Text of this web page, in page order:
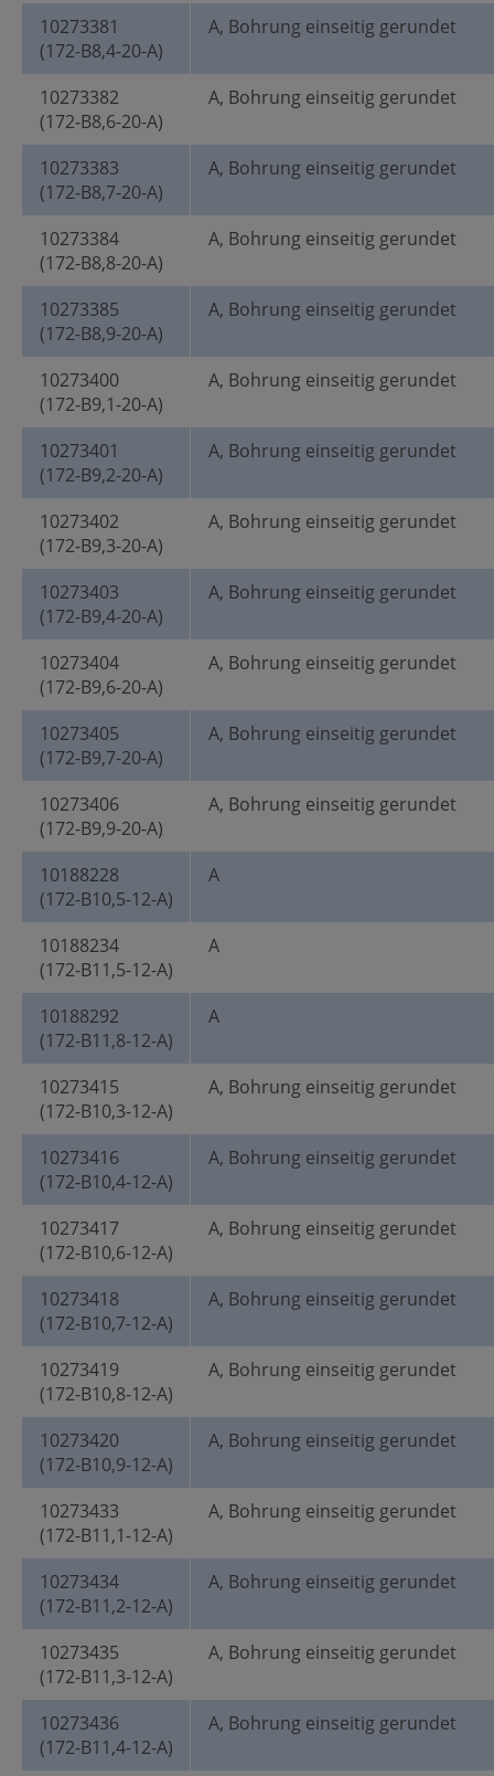
10273381
(172-B8,4-20-A)
A, Bohrung einseitig gerundet
10273382
(172-B8,6-20-A)
A, Bohrung einseitig gerundet
10273383
(172-B8,7-20-A)
A, Bohrung einseitig gerundet
10273384
(172-B8,8-20-A)
A, Bohrung einseitig gerundet
10273385
(172-B8,9-20-A)
A, Bohrung einseitig gerundet
10273400
(172-B9,1-20-A)
A, Bohrung einseitig gerundet
10273401
(172-B9,2-20-A)
A, Bohrung einseitig gerundet
10273402
(172-B9,3-20-A)
A, Bohrung einseitig gerundet
10273403
(172-B9,4-20-A)
A, Bohrung einseitig gerundet
10273404
(172-B9,6-20-A)
A, Bohrung einseitig gerundet
10273405
(172-B9,7-20-A)
A, Bohrung einseitig gerundet
10273406
(172-B9,9-20-A)
A, Bohrung einseitig gerundet
10188228
(172-B10,5-12-A)
A
10188234
(172-B11,5-12-A)
A
10188292
(172-B11,8-12-A)
A
10273415
(172-B10,3-12-A)
A, Bohrung einseitig gerundet
10273416
(172-B10,4-12-A)
A, Bohrung einseitig gerundet
10273417
(172-B10,6-12-A)
A, Bohrung einseitig gerundet
10273418
(172-B10,7-12-A)
A, Bohrung einseitig gerundet
10273419
(172-B10,8-12-A)
A, Bohrung einseitig gerundet
10273420
(172-B10,9-12-A)
A, Bohrung einseitig gerundet
10273433
(172-B11,1-12-A)
A, Bohrung einseitig gerundet
10273434
(172-B11,2-12-A)
A, Bohrung einseitig gerundet
10273435
(172-B11,3-12-A)
A, Bohrung einseitig gerundet
10273436
(172-B11,4-12-A)
A, Bohrung einseitig gerundet